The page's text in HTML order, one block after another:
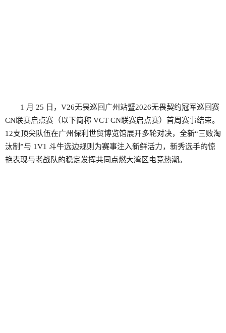
1 月 25 日，V26无畏巡回广州站暨2026无畏契约冠军巡回赛
CN联赛启点赛（以下简称 VCT CN联赛启点赛）首周赛事结束。
12支顶尖队伍在广州保利世贸博览馆展开多轮对决，全新“三败淘
汰制”与 1V1 斗牛选边规则为赛事注入新鲜活力，新秀选手的惊
艳表现与老战队的稳定发挥共同点燃大湾区电竞热潮。